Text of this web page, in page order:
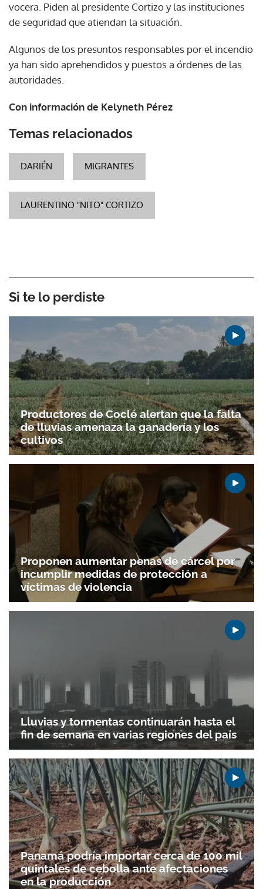
vocera. Piden al presidente Cortizo y las instituciones
de seguridad que atiendan la situación.
Algunos de los presuntos responsables por el incendio
ya han sido aprehendidos y puestos a órdenes de las
autoridades.
Con información de Kelyneth Pérez
Temas relacionados
DARIÉN MIGRANTES
LAURENTINO "NITO" CORTIZO
Si te lo perdiste
Productores de Coclé alertan que la falta
de lluvias amenaza la ganadería y los
cultivos
Proponen aumentar penas de cárcel por
incumplir medidas de protección a
víctimas de violencia
Lluvias y tormentas continuarán hasta el
fin de semana en varias regiones del país
Panamá podría importar cerca de 100 mil
quintales de cebolla ante afectaciones
en la producción